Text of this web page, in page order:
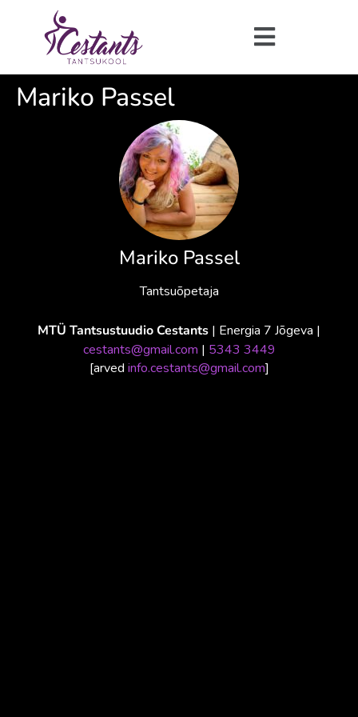
Mariko Passel
Mariko Passel
Tantsuõpetaja
MTÜ Tantsustuudio Cestants | Energia 7 Jõgeva |
cestants@gmail.com | 5343 3449
[arved info.cestants@gmail.com]